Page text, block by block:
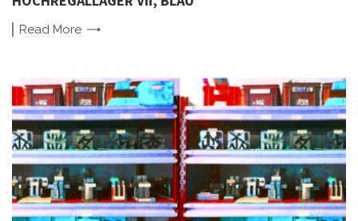
Read More